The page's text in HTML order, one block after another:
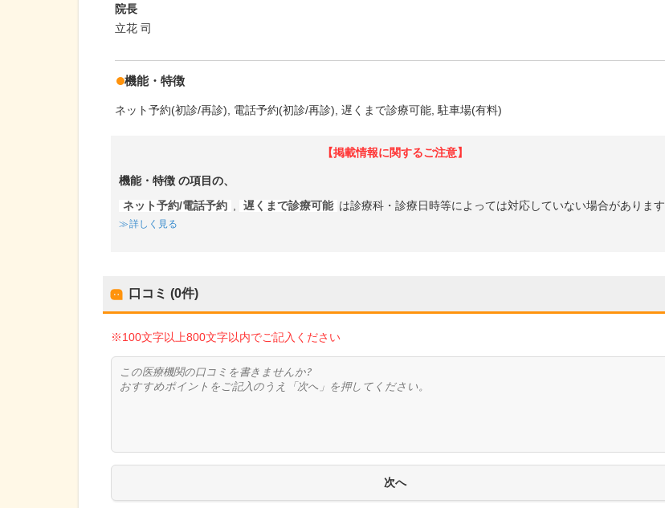
院長
立花 司
機能・特徴
ネット予約(初診/再診) 電話予約(初診/再診) 遅くまで診療可能 駐車場(有料)
【掲載情報に関するご注意】
機能・特徴 の項目の、
ネット予約/電話予約 遅くまで診療可能 は診療科・診療日時等によっては対応していない場合があります
詳しく見る
口コミ (0件)
※100文字以上800文字以内でご記入ください